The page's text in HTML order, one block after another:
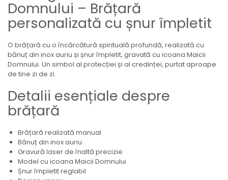
Domnului – Brățară
personalizată cu șnur împletit
O brățară cu o încărcătură spirituală profundă, realizată cu
bănuț din inox auriu și șnur împletit, gravată cu icoana Maicii
Domnului. Un simbol al protecției și al credinței, purtat aproape
de tine zi de zi.
Detalii esențiale despre
brățară
Brățară realizată manual
Bănuț din inox auriu
Gravură laser de înaltă precizie
Model cu icoana Maicii Domnului
Șnur împletit reglabil